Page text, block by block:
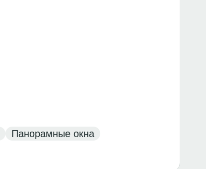
Панорамные окна